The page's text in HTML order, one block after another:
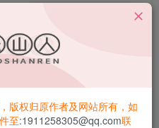
放基本都支持下载，投屏
版权归原作者及网站所有，如
至:1911258305@qq.com联